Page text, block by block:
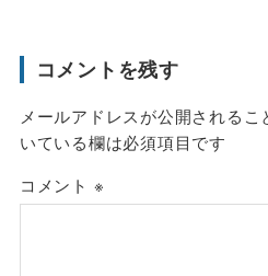
コメントを残す
メールアドレスが公開されるこ
いている欄は必須項目です
コメント ※